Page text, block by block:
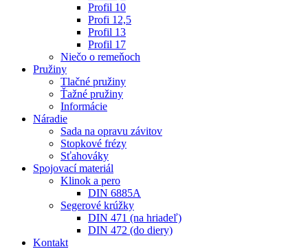
Profil 10
Profi 12,5
Profil 13
Profil 17
Niečo o remeňoch
Pružiny
Tlačné pružiny
Ťažné pružiny
Informácie
Náradie
Sada na opravu závitov
Stopkové frézy
Sťahováky
Spojovací materiál
Klinok a pero
DIN 6885A
Segerové krúžky
DIN 471 (na hriadeľ)
DIN 472 (do diery)
Kontakt